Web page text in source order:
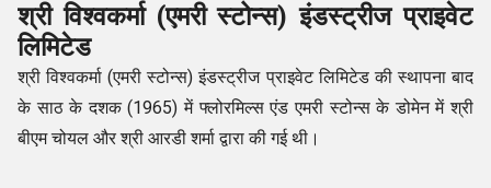
श्री विश्वकर्मा (एमरी स्टोन्स) इंडस्ट्रीज प्राइवेट
लिमिटेड
श्री विश्वकर्मा (एमरी स्टोन्स) इंडस्ट्रीज प्राइवेट लिमिटेड की स्थापना बाद
के साठ के दशक (1965) में फ्लोरमिल्स एंड एमरी स्टोन्स के डोमेन में श्री
बीएम चोयल और श्री आरडी शर्मा द्वारा की गई थी।